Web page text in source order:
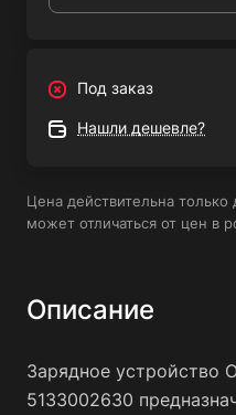
Под заказ
Нашли дешевле?
Цена действительна только
может отличаться от цен в
Описание
Зарядное устройство
5133002630